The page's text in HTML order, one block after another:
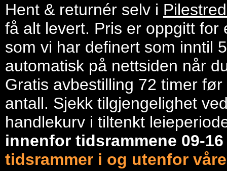
Hent & returnér selv i
få alt levert. Pris er oppgitt
som vi har definert som inntil
automatisk på nettsiden når
Gratis avbestilling 72 timer
antall. Sjekk tilgjengelighet
handlekurv i tiltenkt
innenfor tidsrammene 09-
tidsrammer i og utenfor